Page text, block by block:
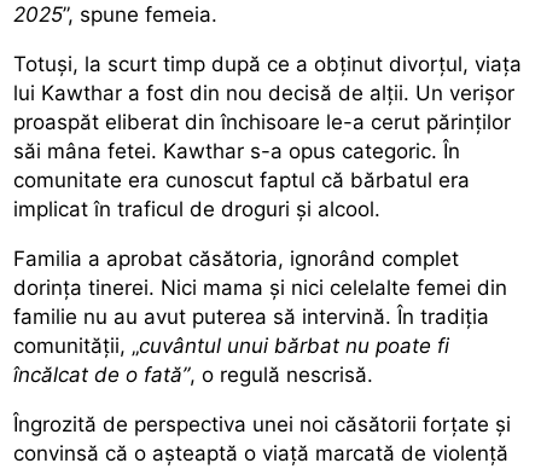
2025”, spune femeia.
Totuși, la scurt timp după ce a obținut divorțul, viața
lui Kawthar a fost din nou decisă de alții. Un verișor
proaspăt eliberat din închisoare le-a cerut părinților
săi mâna fetei. Kawthar s-a opus categoric. În
comunitate era cunoscut faptul că bărbatul era
implicat în traficul de droguri și alcool.
Familia a aprobat căsătoria, ignorând complet
dorința tinerei. Nici mama și nici celelalte femei din
familie nu au avut puterea să intervină. În tradiția
comunității, „cuvântul unui bărbat nu poate fi
încălcat de o fată”, o regulă nescrisă.
Îngrozită de perspectiva unei noi căsătorii forțate și
convinsă că o așteaptă o viață marcată de violență